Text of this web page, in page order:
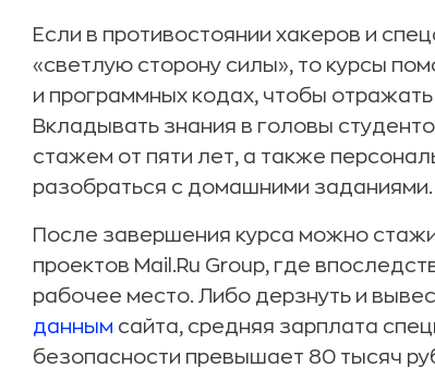
Если в противостоянии хакеров и
«светлую сторону силы», то курсы
и программных кодах, чтобы
Вкладывать знания в головы
стажем от пяти лет, а также
разобраться с домашними заданиями.
После завершения курса можно
проектов Mail.Ru Group, где
рабочее место. Либо дерзнуть и
данным сайта, средняя зарплата
безопасности превышает 80 тысяч